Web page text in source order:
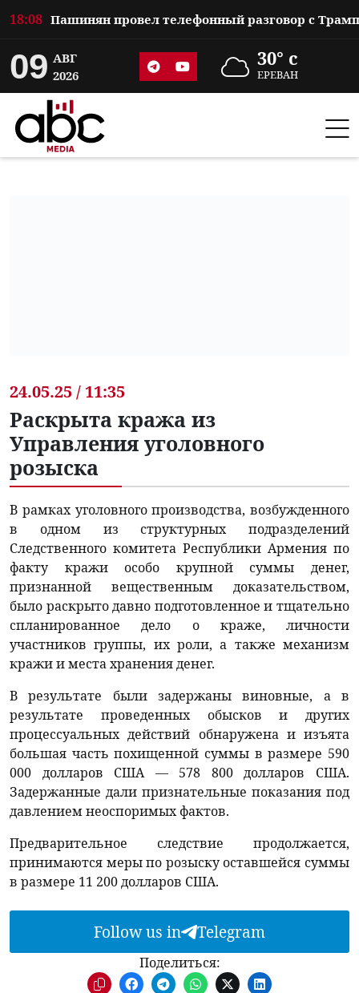
18:08
09 АВГ
2026
30° c
ЕРЕВАН
24.05.25 / 11:35
Раскрыта кража из
Управления уголовного
розыска
В рамках уголовного производства, возбужденного
в одном из структурных подразделений
Следственного комитета Республики Армения по
факту кражи особо крупной суммы денег,
признанной вещественным доказательством,
было раскрыто давно подготовленное и тщательно
спланированное дело о краже, личности
участников группы, их роли, а также механизм
кражи и места хранения денег.
В результате были задержаны виновные, а в
результате проведенных обысков и других
процессуальных действий обнаружена и изъята
большая часть похищенной суммы в размере 590
000 долларов США — 578 800 долларов США.
Задержанные дали признательные показания под
давлением неоспоримых фактов.
Предварительное следствие продолжается,
принимаются меры по розыску оставшейся суммы
в размере 11 200 долларов США.
Follow us in Telegram
Поделиться: